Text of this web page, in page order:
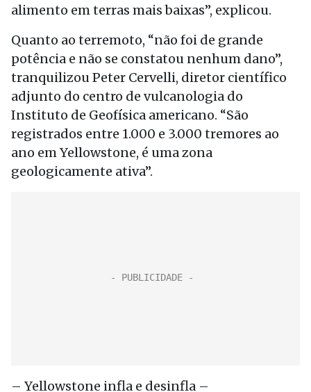
alimento em terras mais baixas”, explicou.
Quanto ao terremoto, “não foi de grande
potência e não se constatou nenhum dano”,
tranquilizou Peter Cervelli, diretor científico
adjunto do centro de vulcanologia do
Instituto de Geofísica americano. “São
registrados entre 1.000 e 3.000 tremores ao
ano em Yellowstone, é uma zona
geologicamente ativa”.
– Yellowstone infla e desinfla –